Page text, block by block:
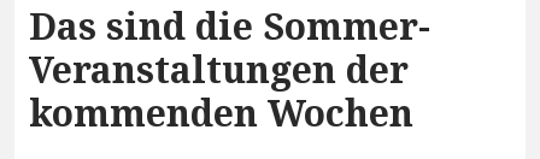
Das sind die Sommer-
Veranstaltungen der
kommenden Wochen